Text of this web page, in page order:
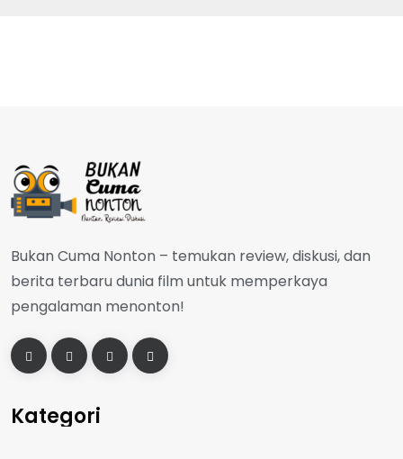
Bukan Cuma Nonton – temukan review, diskusi, dan
berita terbaru dunia film untuk memperkaya
pengalaman menonton!
Kategori